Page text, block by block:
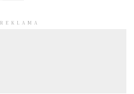
REKLAMA